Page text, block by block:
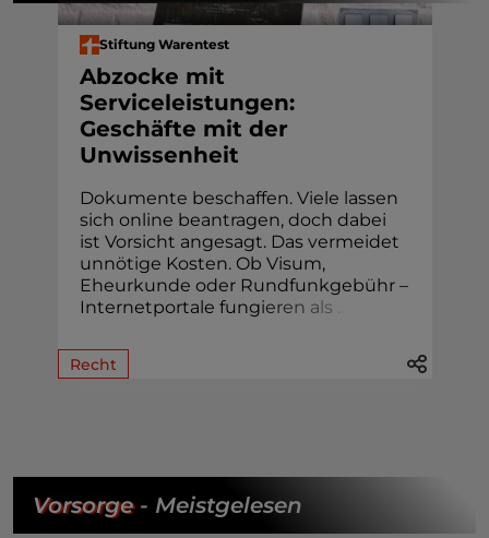
Stiftung Warentest
Abzocke mit
Serviceleistungen:
Geschäfte mit der
Unwissenheit
Dokumente beschaffen. Viele lassen
sich online beantragen, doch dabei
ist Vorsicht angesagt. Das vermeidet
unnötige Kosten. Ob Visum,
Eheur­kunde oder Rund­funk­gebühr –
Internetportale fungieren als
Recht
Vorsorge- Meistgelesen